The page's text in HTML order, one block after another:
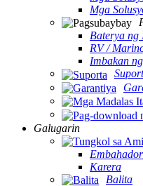
Mga
Baterya ng
RV /
Imbakan
Galugarin
Karera
Balita